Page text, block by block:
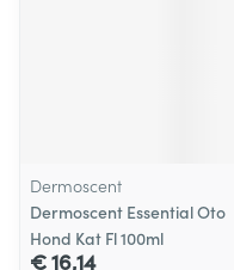
Dermoscent
Dermoscent Essential Oto
Hond Kat Fl 100ml
€ 16,14